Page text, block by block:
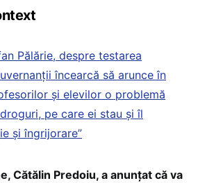
Pălărie, despre testarea
încearcă să arunce în
și elevilor o problemă
pe care ei stau și îl
și îngrijorare”
Cătălin Predoiu, a anunţat că va